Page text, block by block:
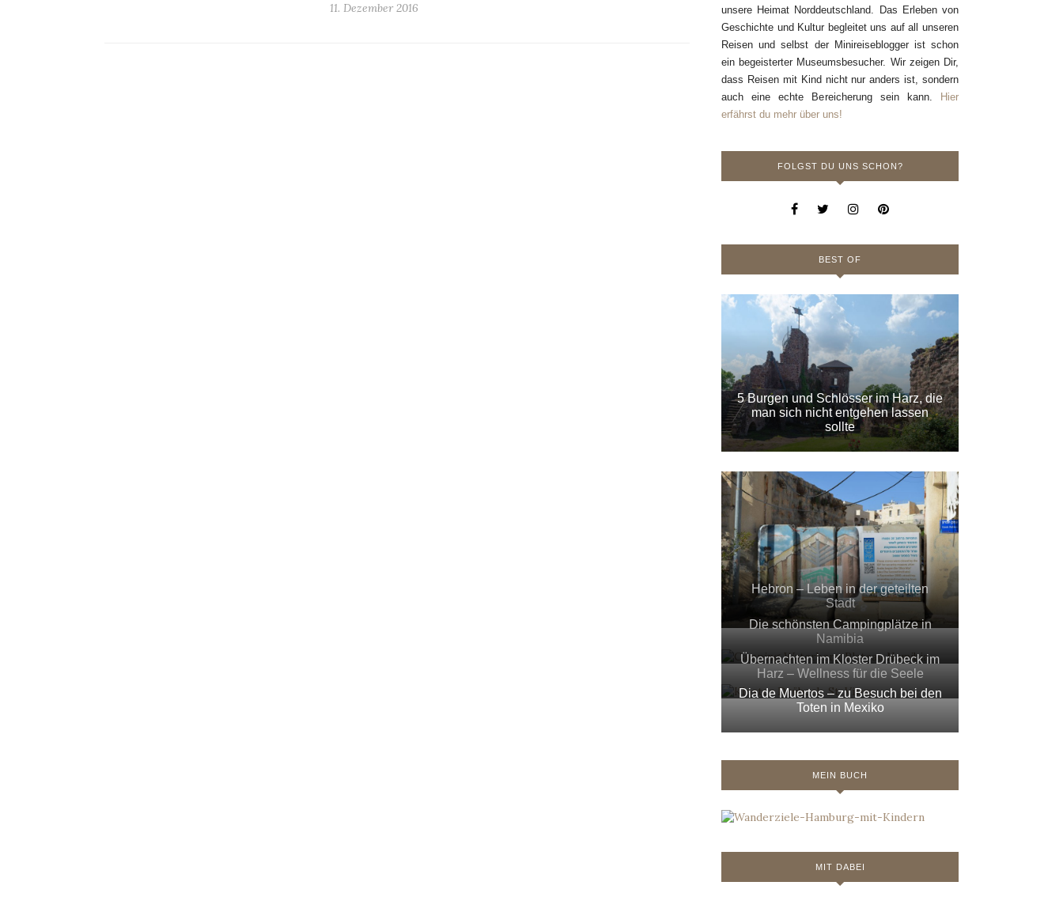
11. Dezember 2016
unsere Heimat Norddeutschland. Das Erleben von
Geschichte und Kultur begleitet uns auf all unseren
Reisen und selbst der Minireiseblogger ist schon
ein begeisterter Museumsbesucher. Wir zeigen Dir,
dass Reisen mit Kind nicht nur anders ist, sondern
auch eine echte Bereicherung sein kann.
Hier
erfährst du mehr über uns!
FOLGST DU UNS SCHON?
BEST OF
5 Burgen und Schlösser im Harz, die
man sich nicht entgehen lassen
sollte
Hebron – Leben in der geteilten
Stadt
Die schönsten Campingplätze in
Namibia
Übernachten im Kloster Drübeck im
Harz – Wellness für die Seele
Dia de Muertos – zu Besuch bei den
Toten in Mexiko
MEIN BUCH
MIT DABEI